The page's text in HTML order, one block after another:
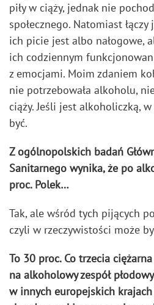
piły w ciąży, jednak nie
społecznego. Natomiast
ich picie jest albo nałogowe,
ich codziennym
z emocjami. Moim zdaniem
nie potrzebowała alkoholu,
ciąży. Jeśli jest alkoholiczką,
być.
Z ogólnopolskich badań
Sanitarnego wynika, że po
proc. Polek…
Tak, ale wśród tych pijących
czyli w rzeczywistości może
To 30 proc. Co trzecia
na alkoholowy zespół
w innych europejskich